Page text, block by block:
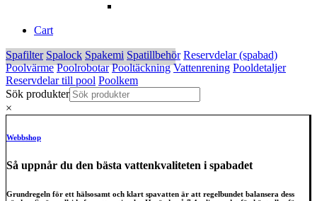
Cart
Spafilter Spalock Spakemi Spatillbehör Reservdelar (spabad)
Poolvärme Poolrobotar Pooltäckning Vattenrening Pooldetaljer
Reservdelar till pool Poolkem
Sök produkter
×
Webbshop
Så uppnår du den bästa vattenkvaliteten i spabadet
Grundregeln för ett hälsosamt och klart spavatten är att regelbundet balansera dess